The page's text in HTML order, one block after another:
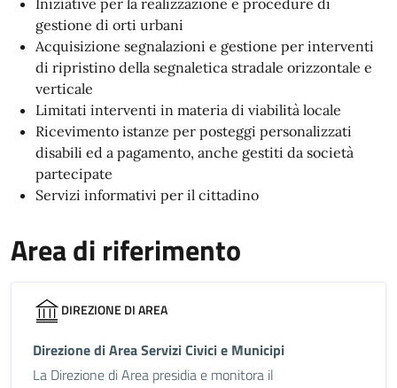
Iniziative per la realizzazione e procedure di
gestione di orti urbani
Acquisizione segnalazioni e gestione per interventi
di ripristino della segnaletica stradale orizzontale e
verticale
Limitati interventi in materia di viabilità locale
Ricevimento istanze per posteggi personalizzati
disabili ed a pagamento, anche gestiti da società
partecipate
Servizi informativi per il cittadino
Area di riferimento
DIREZIONE DI AREA
Direzione di Area Servizi Civici e Municipi
La Direzione di Area presidia e monitora il